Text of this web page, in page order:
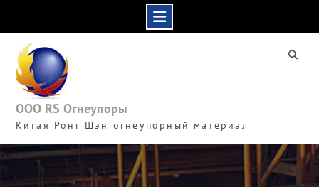
content
ООО RS Огнеупоры
Китая Ронг Шэн огнеупорный материал